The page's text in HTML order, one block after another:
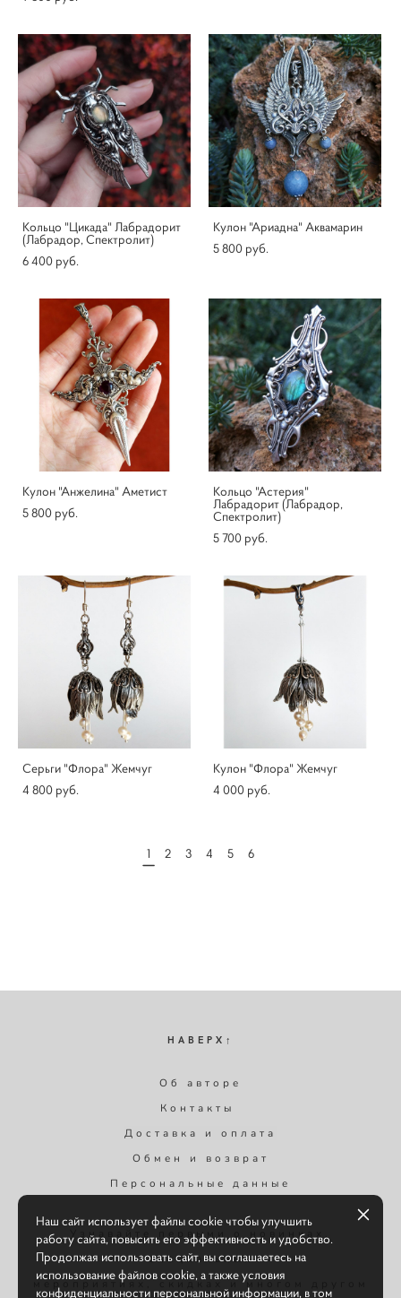
Кольцо "Цикада" Лабрадорит
(Лабрадор, Спектролит)
6 400 pуб.
Кулон "Ариадна" Аквамарин
5 800 pуб.
Кулон "Анжелина" Аметист
5 800 pуб.
Кольцо "Астерия"
Лабрадорит (Лабрадор,
Спектролит)
5 700 pуб.
Серьги "Флора" Жемчуг
4 800 pуб.
Кулон "Флора" Жемчуг
4 000 pуб.
1 2 3 4 5 6
НАВЕРХ↑
Об авторе
Контакты
Доставка и оплата
Обмен и возврат
Персональные данные
Узнавайте первыми о новинках,
специальных
мероприятиях, скидках и многом другом
Наш сайт использует файлы cookie чтобы улучшить
работу сайта, повысить его эффективность и удобство.
Продолжая использовать сайт, вы соглашаетесь на
использование файлов cookie, а также условия
конфиденциальности персональной информации, в том